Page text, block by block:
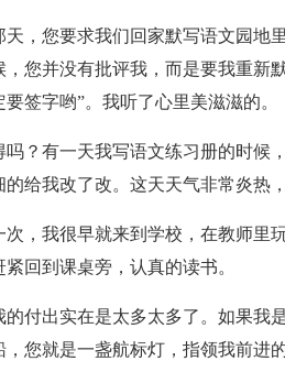
天，您要求我们回家默写语文园地
，您并没有批评我，而是要我重新
签字哟”。我听了心里美滋滋的。
吗？有一天我写语文练习册的时候
的给我改了改。这天天气非常炎热
次，我很早就来到学校，在教师里
回到课桌旁，认真的读书。
的付出实在是太多太多了。如果我
，您就是一盏航标灯，指领我前进